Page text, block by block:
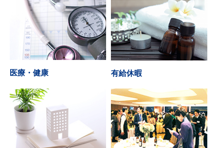
医療・健康 有給休暇